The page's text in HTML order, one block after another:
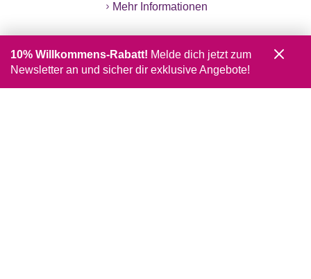
Mehr Informationen
10% Willkommens-Rabatt! Melde dich jetzt zum
Newsletter an und sicher dir exklusive Angebote!